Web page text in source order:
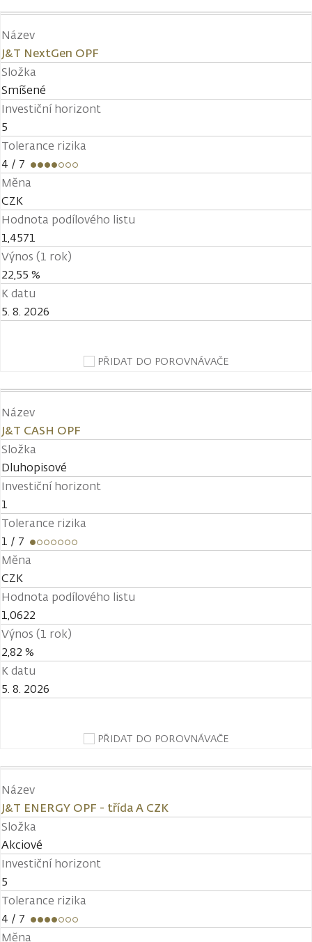
Název
J&T NextGen OPF
Složka
Smíšené
Investiční horizont
5
Tolerance rizika
4 / 7
Měna
CZK
Hodnota podílového listu
1,4571
Výnos (1 rok)
22,55 %
K datu
5. 8. 2026
PŘIDAT DO POROVNÁVAČE
Název
J&T CASH OPF
Složka
Dluhopisové
Investiční horizont
1
Tolerance rizika
1 / 7
Měna
CZK
Hodnota podílového listu
1,0622
Výnos (1 rok)
2,82 %
K datu
5. 8. 2026
PŘIDAT DO POROVNÁVAČE
Název
J&T ENERGY OPF - třída A CZK
Složka
Akciové
Investiční horizont
5
Tolerance rizika
4 / 7
Měna